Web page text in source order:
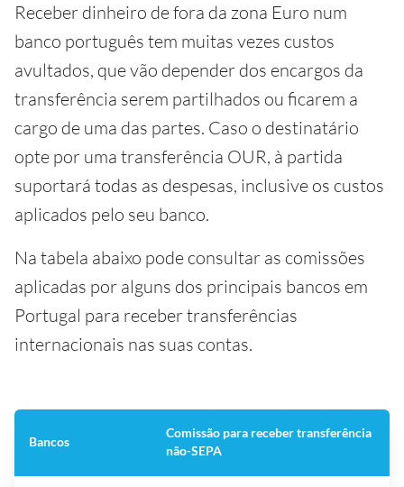
Receber dinheiro de fora da zona Euro num
banco português tem muitas vezes custos
avultados, que vão depender dos encargos da
transferência serem partilhados ou ficarem a
cargo de uma das partes. Caso o destinatário
opte por uma transferência OUR, à partida
suportará todas as despesas, inclusive os custos
aplicados pelo seu banco.
Na tabela abaixo pode consultar as comissões
aplicadas por alguns dos principais bancos em
Portugal para receber transferências
internacionais nas suas contas.
Bancos
Comissão para receber transferência
não-SEPA